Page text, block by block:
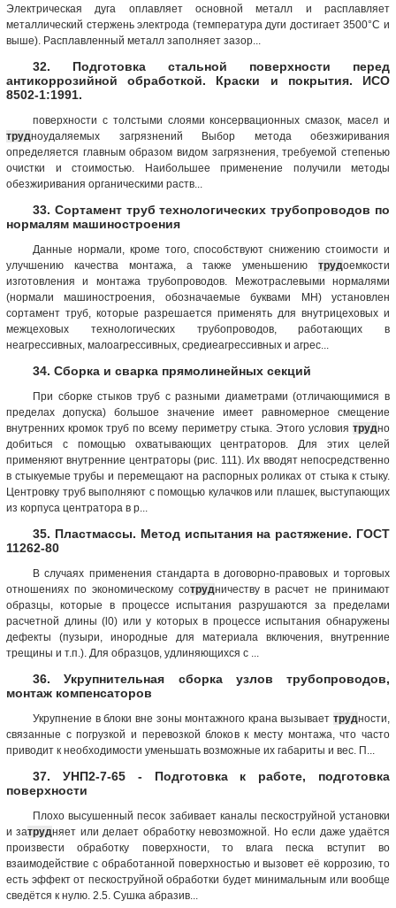
Электрическая дуга оплавляет основной металл и расплавляет
металлический стержень электрода (температура дуги достигает 3500°С и
выше). Расплавленный металл заполняет зазор...
32. Подготовка стальной поверхности перед
антикоррозийной обработкой. Краски и покрытия. ИСО
8502-1:1991.
поверхности с толстыми слоями консервационных смазок, масел и
трудноудаляемых загрязнений Выбор метода обезжиривания
определяется главным образом видом загрязнения, требуемой степенью
очистки и стоимостью. Наибольшее применение получили методы
обезжиривания органическими раств...
33. Сортамент труб технологических трубопроводов по
нормалям машиностроения
Данные нормали, кроме того, способствуют снижению стоимости и
улучшению качества монтажа, а также уменьшению трудоемкости
изготовления и монтажа трубопроводов. Межотраслевыми нормалями
(нормали машиностроения, обозначаемые буквами МН) установлен
сортамент труб, которые разрешается применять для внутрицеховых и
межцеховых технологических трубопроводов, работающих в
неагрессивных, малоагрессивных, средиеагрессивных и агрес...
34. Сборка и сварка прямолинейных секций
При сборке стыков труб с разными диаметрами (отличающимися в
пределах допуска) большое значение имеет равномерное смещение
внутренних кромок труб по всему периметру стыка. Этого условия трудно
добиться с помощью охватывающих центраторов. Для этих целей
применяют внутренние центраторы (рис. 111). Их вводят непосредственно
в стыкуемые трубы и перемещают на распорных роликах от стыка к стыку.
Центровку труб выполняют с помощью кулачков или плашек, выступающих
из корпуса центратора в р...
35. Пластмассы. Метод испытания на растяжение. ГОСТ
11262-80
В случаях применения стандарта в договорно-правовых и торговых
отношениях по экономическому сотрудничеству в расчет не принимают
образцы, которые в процессе испытания разрушаются за пределами
расчетной длины (l0) или у которых в процессе испытания обнаружены
дефекты (пузыри, инородные для материала включения, внутренние
трещины и т.п.). Для образцов, удлиняющихся с ...
36. Укрупнительная сборка узлов трубопроводов,
монтаж компенсаторов
Укрупнение в блоки вне зоны монтажного крана вызывает трудности,
связанные с погрузкой и перевозкой блоков к месту монтажа, что часто
приводит к необходимости уменьшать возможные их габариты и вес. П...
37. УНП2-7-65 - Подготовка к работе, подготовка
поверхности
Плохо высушенный песок забивает каналы пескоструйной установки
и затрудняет или делает обработку невозможной. Но если даже удаётся
произвести обработку поверхности, то влага песка вступит во
взаимодействие с обработанной поверхностью и вызовет её коррозию, то
есть эффект от пескоструйной обработки будет минимальным или вообще
сведётся к нулю. 2.5. Сушка абразив...